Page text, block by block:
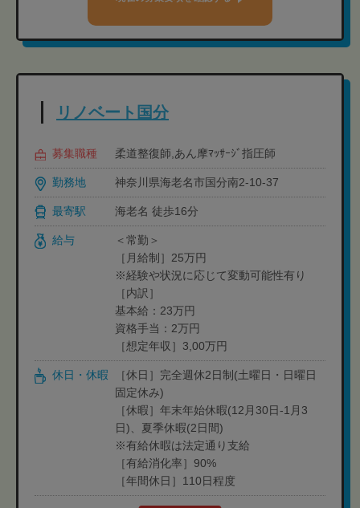
リノベート国分
募集職種 柔道整復師,あん摩ﾏｯｻｰｼﾞ指圧師
勤務地 神奈川県海老名市国分南2-10-37
最寄駅 海老名 徒歩16分
給与
＜常勤＞
［月給制］25万円
※経験や状況に応じて変動可能性有り
［内訳］
基本給：23万円
資格手当：2万円
［想定年収］3,00万円
休日・休暇
［休日］完全週休2日制(土曜日・日曜日
固定休み)
［休暇］年末年始休暇(12月30日-1月3
日)、夏季休暇(2日間)
※有給休暇は法定通り支給
［有給消化率］90%
［年間休日］110日程度